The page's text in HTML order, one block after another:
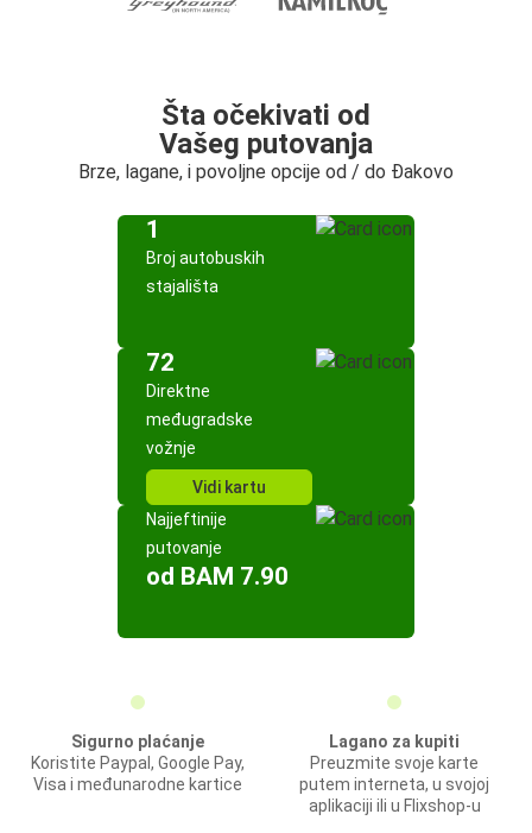
Šta očekivati od
Vašeg putovanja
Brze, lagane, i povoljne opcije od / do Đakovo
1
Broj autobuskih
stajališta
72
Direktne
međugradske
vožnje
Vidi kartu
Najjeftinije
putovanje
od BAM 7.90
Sigurno plaćanje
Koristite Paypal, Google Pay,
Visa i međunarodne kartice
Lagano za kupiti
Preuzmite svoje karte
putem interneta, u svojoj
aplikaciji ili u Flixshop-u